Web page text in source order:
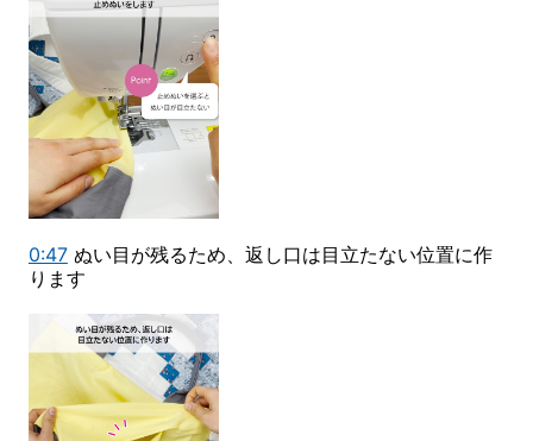
0:47ぬい目が残るため、返し口は目立たない位置に作
ります